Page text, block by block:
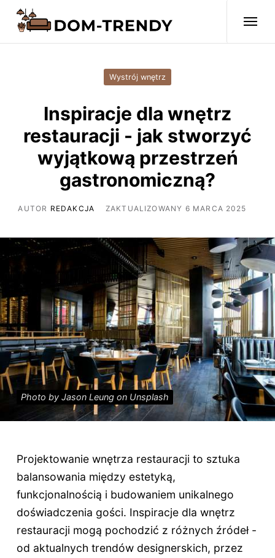
Wystrój wnętrz
Inspiracje dla wnętrz
restauracji - jak stworzyć
wyjątkową przestrzeń
gastronomiczną?
AUTOR REDAKCJA ZAKTUALIZOWANY 6 MARCA 2025
Photo by Jason Leung on Unsplash
Projektowanie wnętrza restauracji to sztuka
balansowania między estetyką,
funkcjonalnością i budowaniem unikalnego
doświadczenia gości. Inspiracje dla wnętrz
restauracji mogą pochodzić z różnych źródeł -
od aktualnych trendów designerskich, przez